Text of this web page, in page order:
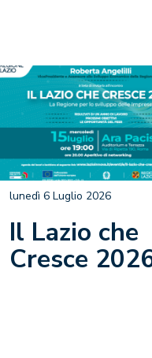
Il Lazio che
Cresce
lunedì 6 Luglio 2026